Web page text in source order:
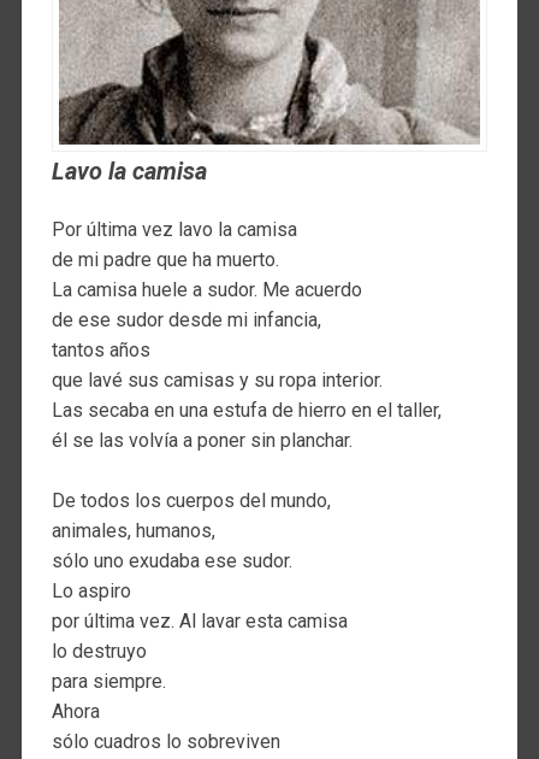
Lavo la camisa
Por última vez lavo la camisa
de mi padre que ha muerto.
La camisa huele a sudor. Me acuerdo
de ese sudor desde mi infancia,
tantos años
que lavé sus camisas y su ropa interior.
Las secaba en una estufa de hierro en el taller,
él se las volvía a poner sin planchar.
De todos los cuerpos del mundo,
animales, humanos,
sólo uno exudaba ese sudor.
Lo aspiro
por última vez. Al lavar esta camisa
lo destruyo
para siempre.
Ahora
sólo cuadros lo sobreviven